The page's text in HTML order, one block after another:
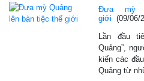
Đưa mỳ
giới
(09/06/
Lần đầu
Quảng”,
kiến các
Quảng từ